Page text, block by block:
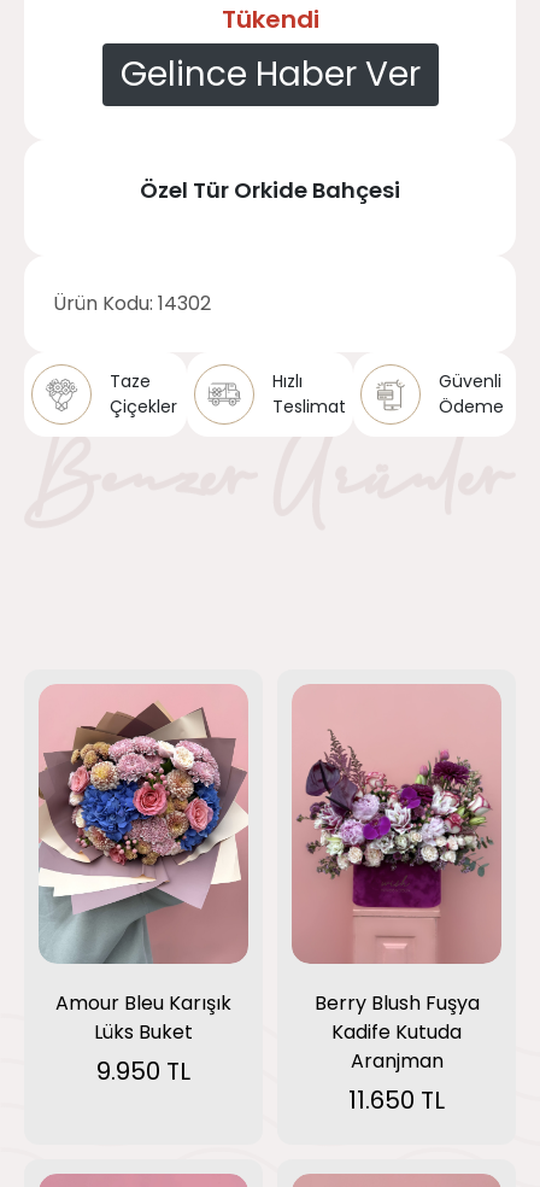
Tükendi
Gelince Haber Ver
Özel Tür Orkide Bahçesi
Ürün Kodu: 14302
Taze
Çiçekler
Hızlı
Teslimat
Güvenli
Ödeme
Amour Bleu Karışık
Lüks Buket
9.950 TL
Berry Blush Fuşya
Kadife Kutuda
Aranjman
11.650 TL